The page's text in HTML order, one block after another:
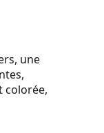
une
colorée,